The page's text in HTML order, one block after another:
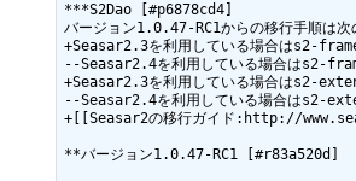
***S2Dao [#p6878cd4]
バージョン1.0.47-RC1からの移行手順は次
+Seasar2.3を利用している場合はs2-
--Seasar2.4を利用している場合はs2-
+Seasar2.3を利用している場合はs2-
--Seasar2.4を利用している場合はs2-
+[[Seasar2の移行ガイド:http://
**バージョン1.0.47-RC1 [#r83a520d]